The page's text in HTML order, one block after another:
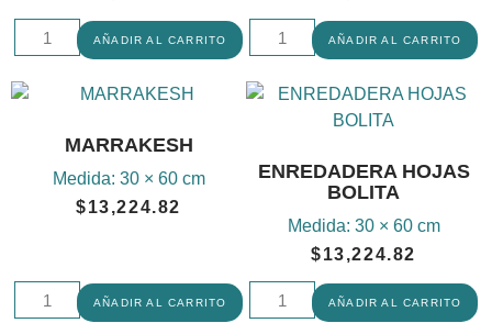
AÑADIR AL CARRITO AÑADIR AL CARRITO
MARRAKESH
Medida: 30 × 60 cm
$13,224.82
AÑADIR AL CARRITO
ENREDADERA HOJAS
BOLITA
Medida: 30 × 60 cm
$13,224.82
AÑADIR AL CARRITO